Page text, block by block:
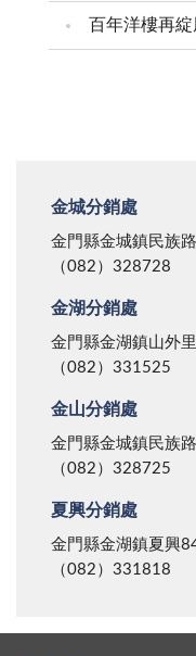
百年洋樓再
金城分銷處
金門縣金城鎮民族
（082）328728
金湖分銷處
金門縣金湖鎮山外
（082）331525
金山分銷處
金門縣金城鎮民族
（082）328725
夏興分銷處
金門縣金湖鎮夏興
（082）331818